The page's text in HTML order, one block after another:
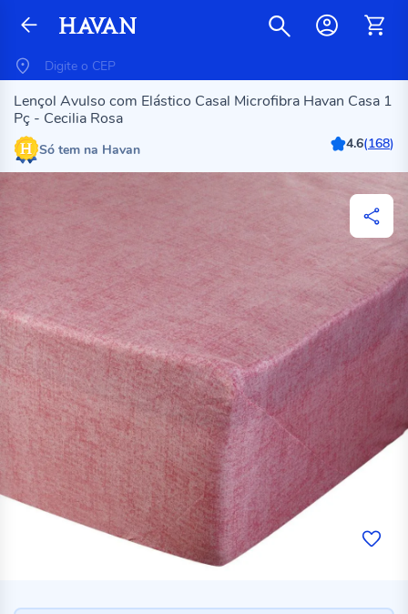
Lençol Avulso com Elástico Casal Microfibra Havan Casa 1
Pç - Cecilia Rosa
Só tem na Havan 4.6(168)